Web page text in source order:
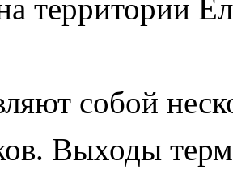
территории
собой
Выходы